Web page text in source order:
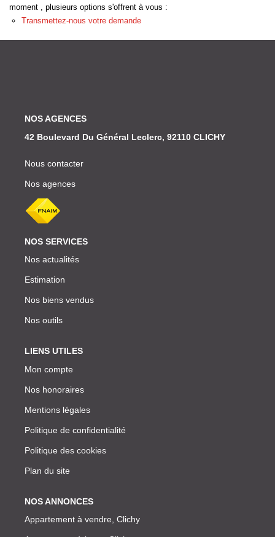
Nos Actualités
moment , plusieurs options s'offrent à vous :
Transmettez-nous votre demande
NOS AGENCES
42 Boulevard Du Général Leclerc, 92110 CLICHY
Nous contacter
Nos agences
NOS SERVICES
Nos actualités
Estimation
Nos biens vendus
Nos outils
LIENS UTILES
Mon compte
Nos honoraires
Mentions légales
Politique de confidentialité
Politique des cookies
Plan du site
NOS ANNONCES
Appartement à vendre, Clichy